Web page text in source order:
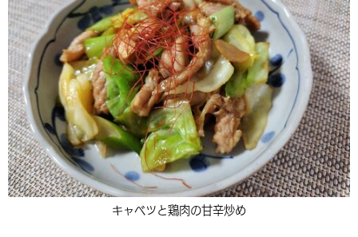
キャベツと鶏肉の甘辛炒め